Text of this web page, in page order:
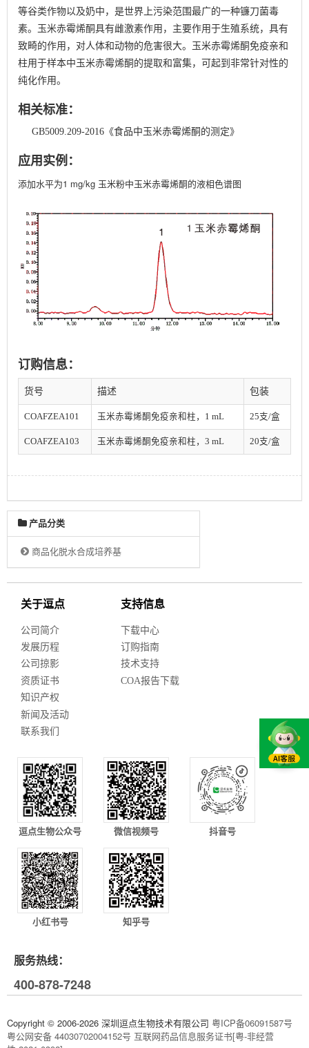
等谷类作物以及奶中，是世界上污染范围最广的一种镰刀菌毒
素。玉米赤霉烯酮具有雌激素作用，主要作用于生殖系统，具有
致畸的作用，对人体和动物的危害很大。玉米赤霉烯酮免疫亲和
柱用于样本中玉米赤霉烯酮的提取和富集，可起到非常针对性的
纯化作用。
相关标准：
GB5009.209-2016《食品中玉米赤霉烯酮的测定》
应用实例：
添加水平为1 mg/kg 玉米粉中玉米赤霉烯酮的液相色谱图
订购信息：
货号 描述 包装
COAFZEA101 玉米赤霉烯酮免疫亲和柱，1 mL 25支/盒
COAFZEA103 玉米赤霉烯酮免疫亲和柱，3 mL 20支/盒
产品分类
商品化脱水合成培养基
关于逗点
公司简介
发展历程
公司掠影
资质证书
知识产权
新闻及活动
联系我们
支持信息
下载中心
订购指南
技术支持
COA报告下载
逗点生物公众号 微信视频号 抖音号
小红书号 知乎号
服务热线：
400-878-7248
Copyright © 2006-2026 深圳逗点生物技术有限公司 粤ICP备06091587号
粤公网安备 44030702004152号 互联网药品信息服务证书[粤-非经营